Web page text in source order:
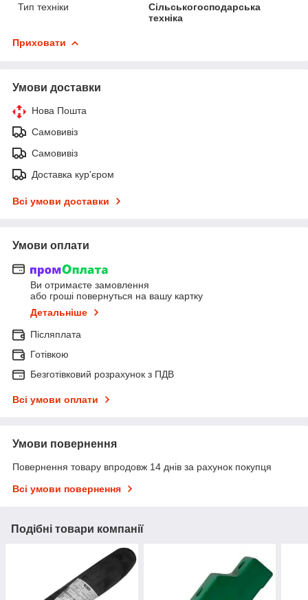
Тип техніки
Сільськогосподарська
техніка
Приховати
Умови доставки
Нова Пошта
Самовивіз
Самовивіз
Доставка кур'єром
Всі умови доставки
Умови оплати
Ви отримаєте замовлення
або гроші повернуться на вашу картку
Детальніше
Післяплата
Готівкою
Безготівковий розрахунок з ПДВ
Всі умови оплати
Умови повернення
Повернення товару впродовж 14 днів за рахунок покупця
Всі умови повернення
Подібні товари компанії